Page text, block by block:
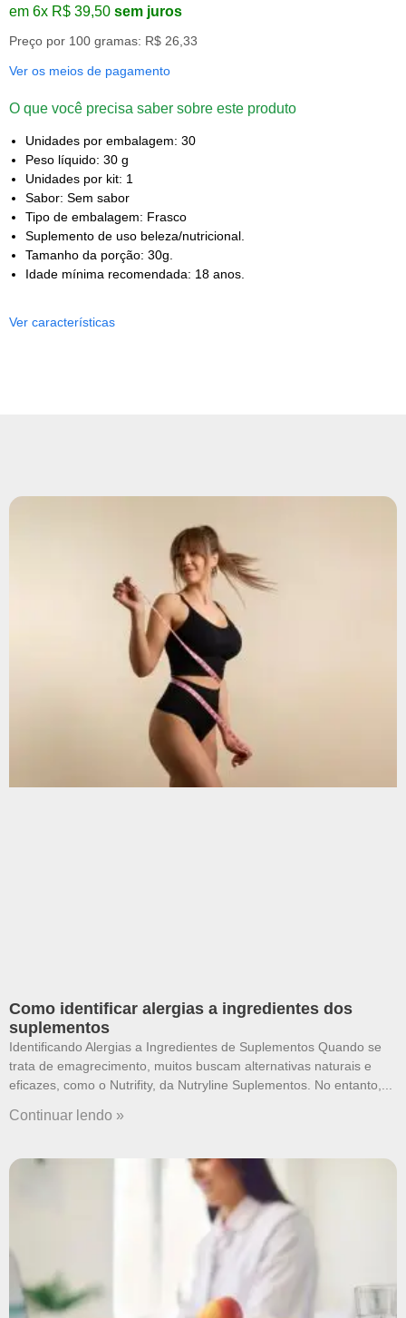
em 6x R$ 39,50 sem juros
Preço por 100 gramas: R$ 26,33
Ver os meios de pagamento
O que você precisa saber sobre este produto
Unidades por embalagem: 30
Peso líquido: 30 g
Unidades por kit: 1
Sabor: Sem sabor
Tipo de embalagem: Frasco
Suplemento de uso beleza/nutricional.
Tamanho da porção: 30g.
Idade mínima recomendada: 18 anos.
Ver características
Como identificar alergias a ingredientes dos
suplementos
Identificando Alergias a Ingredientes de Suplementos Quando se
trata de emagrecimento, muitos buscam alternativas naturais e
eficazes, como o Nutrifity, da Nutryline Suplementos. No entanto,
Continuar lendo »